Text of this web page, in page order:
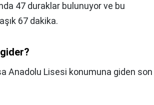
47 duraklar bulunuyor ve bu
67 dakika.
Anadolu Lisesi konumuna giden son